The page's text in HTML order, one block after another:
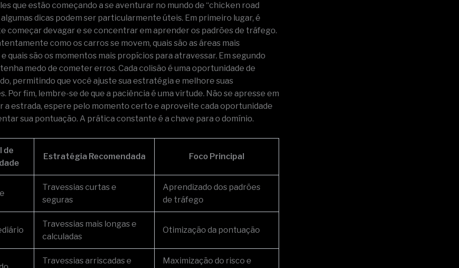
que estão começando a se aventurar no mundo de “chicken road
dicas podem ser particularmente úteis. Em primeiro lugar, é
começar devagar e se concentrar em aprender os padrões de tráfego.
como os carros se movem, quais são as áreas mais
quais são os momentos mais propícios para atravessar. Em segundo
tenha medo de cometer erros. Cada colisão é uma oportunidade de
permitindo que você ajuste sua estratégia e melhore suas
Por fim, lembre-se de que a paciência é uma virtude. Não se apresse em
a estrada, espere pelo momento certo e aproveite cada oportunidade
sua pontuação. A prática constante é a chave para o domínio.
de
Estratégia Recomendada Foco Principal
Travessias curtas e
seguras
Aprendizado dos padrões
de tráfego
Travessias mais longas e
calculadas
Otimização da pontuação
Travessias arriscadas e
Maximização do risco e